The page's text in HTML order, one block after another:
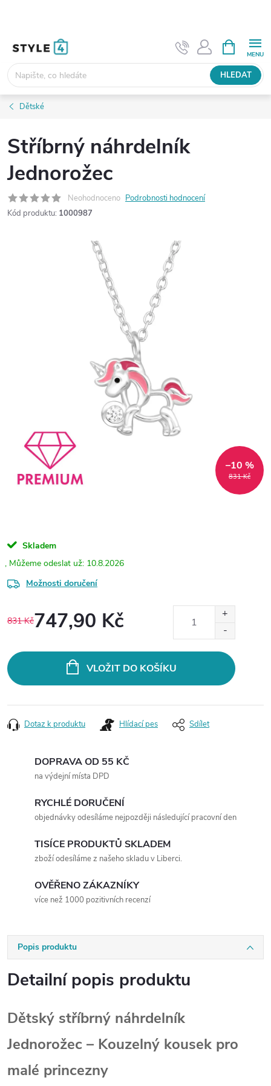
HLEDAT
NÁKUPNÍ
KOŠÍK
Dětské
Stříbrný náhrdelník
Jednorožec
Neohodnoceno Podrobnosti hodnocení
Kód produktu: 1000987
831 Kč
–10 %
Skladem
10.8.2026
Možnosti doručení
831 Kč747,90 Kč
VLOŽIT DO KOŠÍKU
Dotaz k produktu Hlídací pes Sdílet
DOPRAVA OD 55 KČ
na výdejní místa DPD
RYCHLÉ DORUČENÍ
objednávky odesíláme nejpozději následující pracovní den
TISÍCE PRODUKTŮ SKLADEM
zboží odesíláme z našeho skladu v Liberci.
OVĚŘENO ZÁKAZNÍKY
více než 1000 pozitivních recenzí
Popis produktu
Detailní popis produktu
Dětský stříbrný náhrdelník
Jednorožec – Kouzelný kousek pro
malé princezny